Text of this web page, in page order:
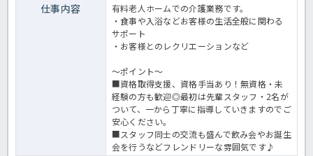
仕事内容
有料老人ホームでの介護業務です。
・食事や入浴などお客様の生活全般に関わる
サポート
・お客様とのレクリエーションなど
～ポイント～
■資格取得支援、資格手当あり！無資格・未
経験の方も歓迎◎最初は先輩スタッフ・2名が
ついて、一から丁寧に指導していきますのでご
安心ください。
■スタッフ同士の交流も盛んで飲み会やお誕生
会を行うなどフレンドリーな雰囲気です♪